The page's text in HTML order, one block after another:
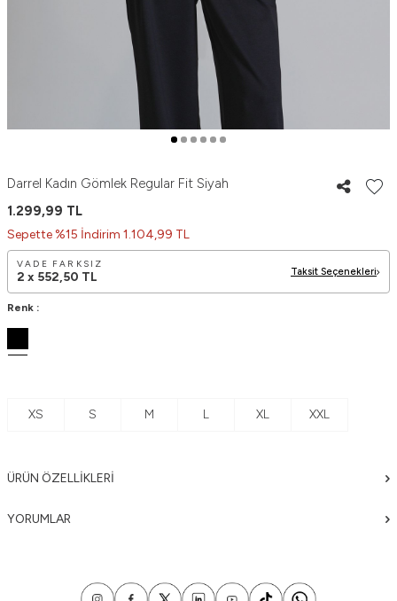
Darrel Kadın Gömlek Regular Fit Siyah
1.299,99 TL
Sepette %15 İndirim 1.104,99 TL
VADE FARKSIZ
2 x 552,50 TL Taksit Seçenekleri
Renk :
XS S M L XL XXL
ÜRÜN ÖZELLIKLERI
YORUMLAR